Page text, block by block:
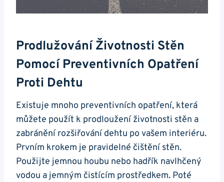
Prodlužování Životnosti Stěn
Pomocí Preventivních Opatření
Proti Dehtu
Existuje mnoho preventivních opatření, která
můžete použít k prodloužení životnosti stěn a
zabránění rozšiřování dehtu ‍po vašem interiéru.
⁣Prvním ⁢krokem je‍ pravidelné ‌čištění stěn.
⁣Použijte jemnou houbu ⁤nebo hadřík ⁣navlhčený⁤
vodou a jemným čistícím prostředkem. Poté